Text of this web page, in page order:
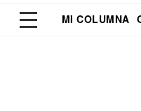
MI COLUMNA